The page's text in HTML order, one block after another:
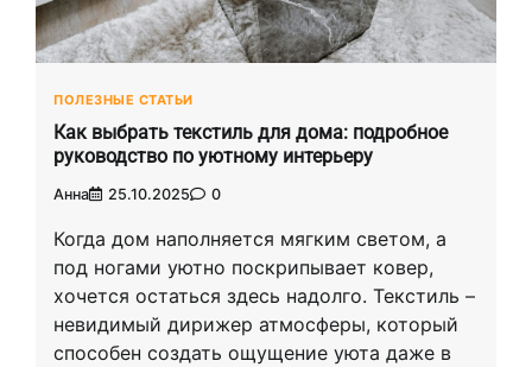
ПОЛЕЗНЫЕ СТАТЬИ
Как выбрать текстиль для дома: подробное
руководство по уютному интерьеру
Анна 25.10.2025 0
Когда дом наполняется мягким светом, а
под ногами уютно поскрипывает ковер,
хочется остаться здесь надолго. Текстиль –
невидимый дирижер атмосферы, который
способен создать ощущение уюта даже в